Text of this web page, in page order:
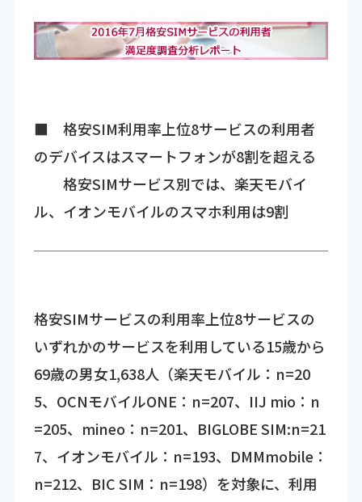
■ 格安SIM利用率上位8サービスの利用者
のデバイスはスマートフォンが8割を超える
格安SIMサービス別では、楽天モバイ
ル、イオンモバイルのスマホ利用は9割
格安SIMサービスの利用率上位8サービスの
いずれかのサービスを利用している15歳から
69歳の男女1,638人（楽天モバイル：n=20
5、OCNモバイルONE：n=207、IIJ mio：n
=205、mineo：n=201、BIGLOBE SIM:n=21
7、イオンモバイル：n=193、DMMmobile：
n=212、BIC SIM：n=198）を対象に、利用